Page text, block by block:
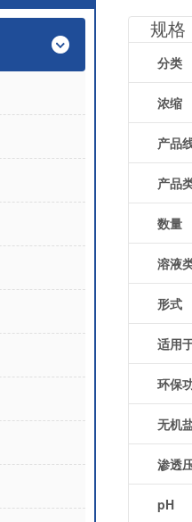
规格
分类
浓缩
产品
产品
数量
溶液
形式
适用
环保
无机
渗透
pH